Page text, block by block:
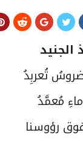
الجنيد
تُعربِدُ
مُعمَّدُ
رؤوسنا